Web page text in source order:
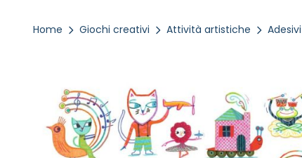
Home Giochi creativi Attività artistiche